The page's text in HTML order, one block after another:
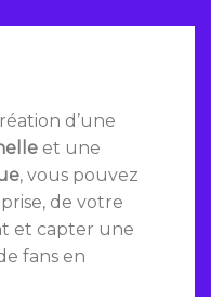
d’une
et une
, vous pouvez
de votre
et capter une
fans en